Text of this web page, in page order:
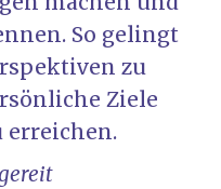
So gelingt
zu
Ziele
erreichen.